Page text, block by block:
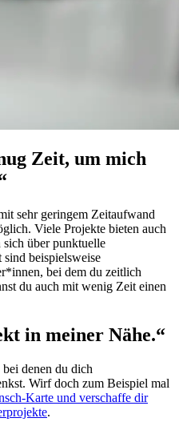
Zeit, um mich
sehr geringem Zeitaufwand
Viele Projekte bieten auch
über punktuelle
beispielsweise
, bei dem du zeitlich
du auch mit wenig Zeit einen
in meiner Nähe.“
denen du dich
Wirf doch zum Beispiel mal
Karte und verschaffe dir
.